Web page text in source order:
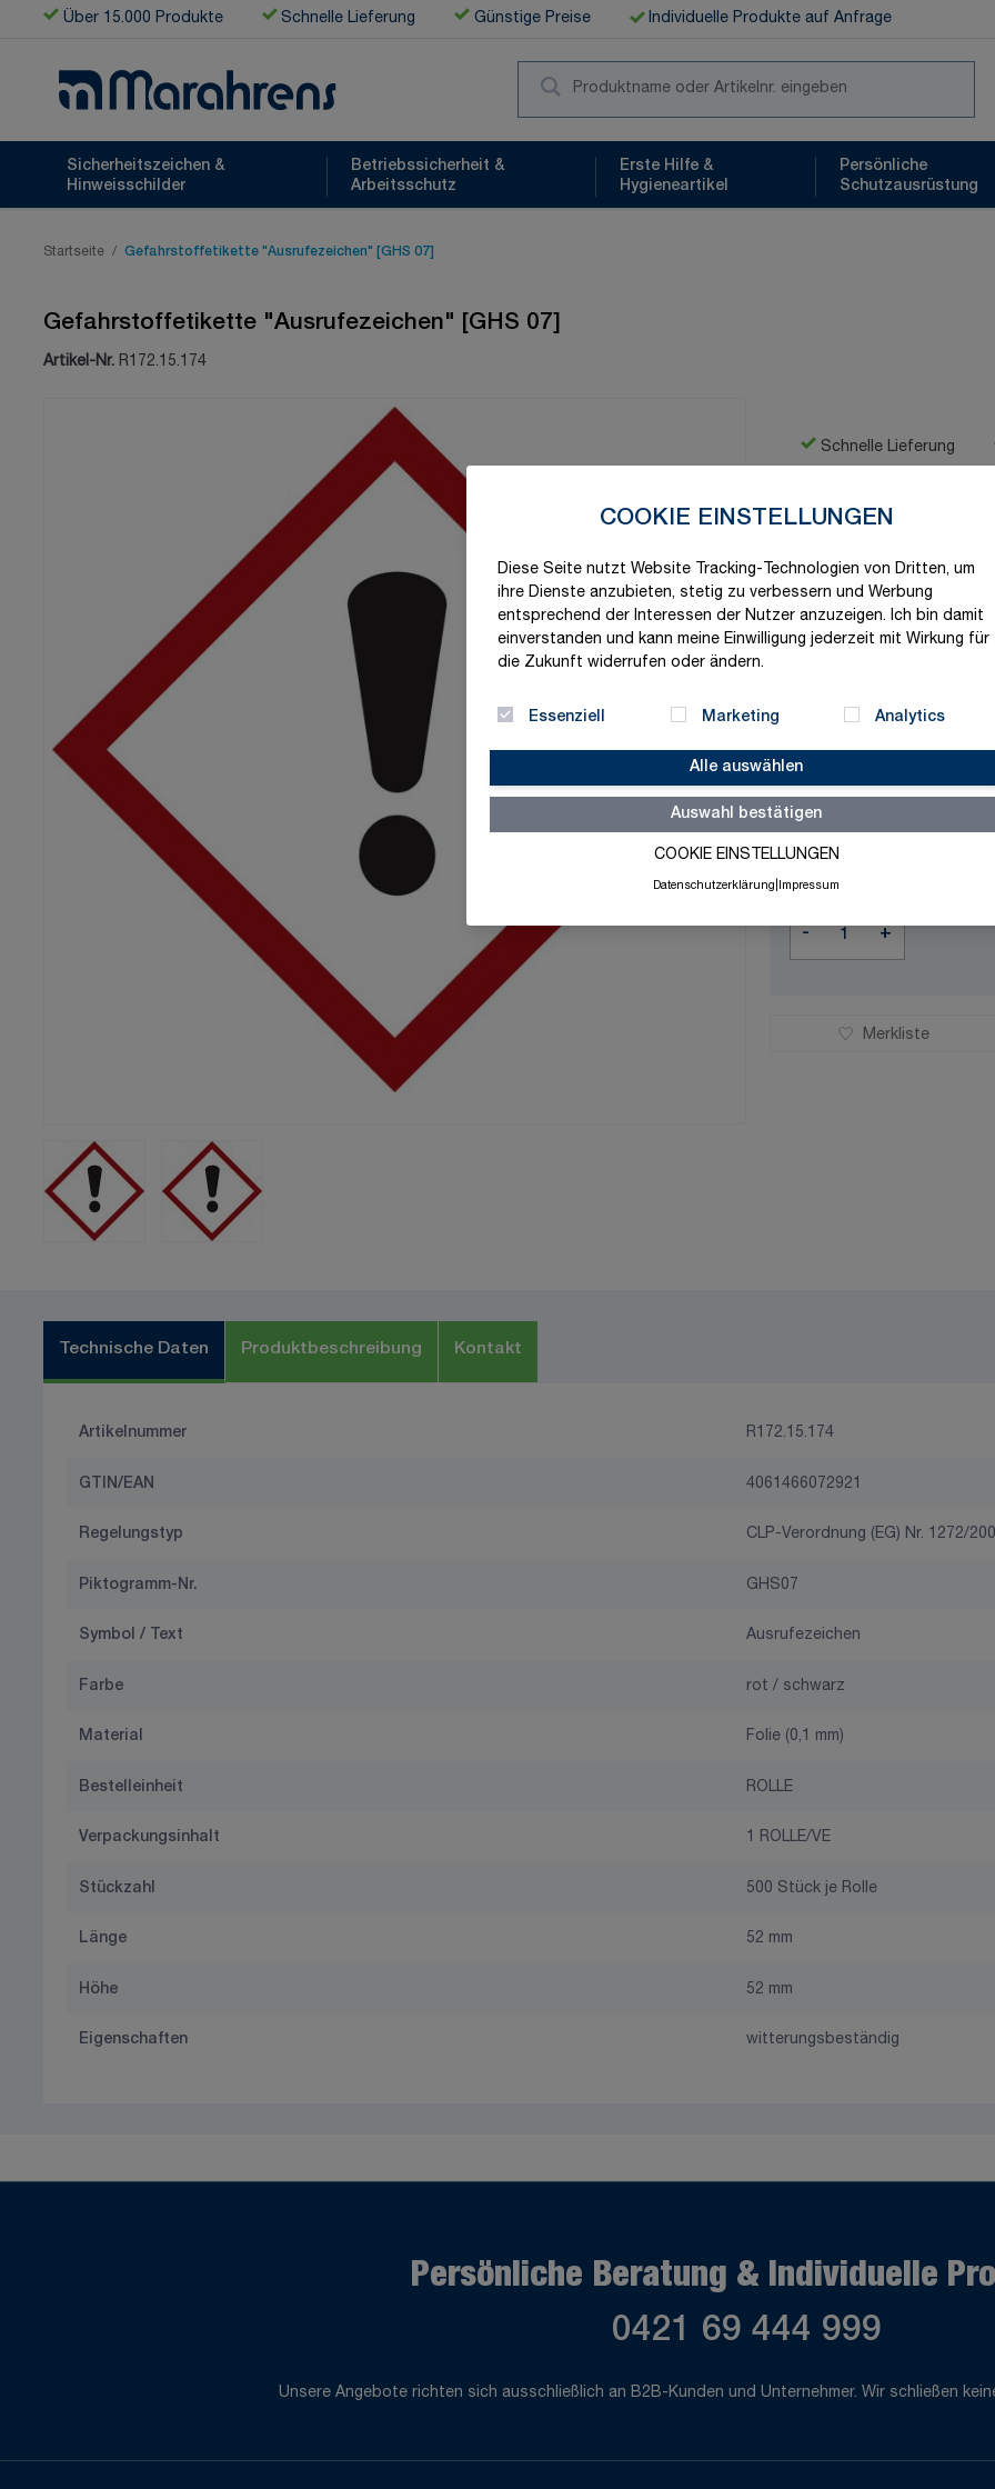
COOKIE EINSTELLUNGEN
Diese Seite nutzt Website Tracking-Technologien von Dritten, um
ihre Dienste anzubieten, stetig zu verbessern und Werbung
entsprechend der Interessen der Nutzer anzuzeigen. Ich bin damit
einverstanden und kann meine Einwilligung jederzeit mit Wirkung für
die Zukunft widerrufen oder ändern.
Essenziell Marketing Analytics
Alle auswählen
Auswahl bestätigen
COOKIE EINSTELLUNGEN
Datenschutzerklärung Impressum
Zum Inhalt springen
Über 15.000 Produkte Schnelle Lieferung Günstige Preise Individuelle Produkte auf Anfrage
Sicherheitszeichen &
Hinweisschilder
Betriebssicherheit &
Arbeitsschutz
Erste Hilfe &
Hygieneartikel
Persönliche
Schutzausrüstung
Startseite / Gefahrstoffetikette "Ausrufezeichen" [GHS 07]
Gefahrstoffetikette "Ausrufezeichen" [GHS 07]
Artikel-Nr. R172.15.174
Schnelle Lieferung
Produktvariation wählen
Bestelleinheit
63,47 €
Versandbereit in 3-5 Tage
- +
Merkliste
Technische Daten Produktbeschreibung Kontakt
Artikelnummer R172.15.174
GTIN/EAN 4061466072921
Regelungstyp CLP-Verordnung (EG) Nr. 1272/
Piktogramm-Nr. GHS07
Symbol / Text Ausrufezeichen
Farbe rot / schwarz
Material Folie (0,1 mm)
Bestelleinheit ROLLE
Verpackungsinhalt 1 ROLLE/VE
Stückzahl 500 Stück je Rolle
Länge 52 mm
Höhe 52 mm
Eigenschaften witterungsbeständig
Persönliche Beratung & Individuelle
0421 69 444 999
Unsere Angebote richten sich ausschließlich an B2B-Kunden und Unternehmer. Wir schließen